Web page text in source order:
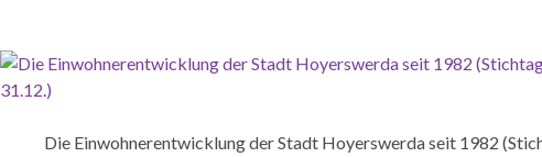
Die Einwohnerentwicklung der Stadt Hoyerswerda seit 1982